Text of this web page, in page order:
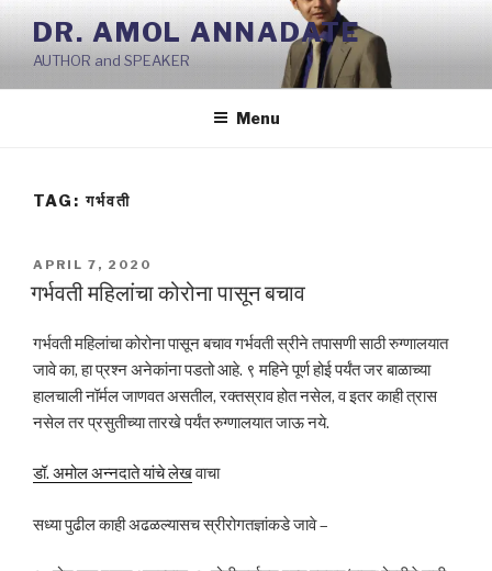
Skip
content
DR. AMOL ANNADATE
AUTHOR and SPEAKER
Menu
TAG:गर्भवती
POSTED
ON
APRIL 7, 2020
गर्भवती महिलांचा कोरोना पासून बचाव
गर्भवती महिलांचा कोरोना पासून बचाव गर्भवती स्रीने तपासणी साठी रुग्णालयात
जावे का, हा प्रश्न अनेकांना पडतो आहे. ९ महिने पूर्ण होई पर्यंत जर बाळाच्या
हालचाली नॉर्मल जाणवत असतील, रक्तस्राव होत नसेल, व इतर काही त्रास
नसेल तर प्रसुतीच्या तारखे पर्यंत रुग्णालयात जाऊ नये.
डॉ. अमोल अन्नदाते यांचे लेखवाचा
सध्या पुढील काही अढळल्यासच स्रीरोगतज्ञांकडे जावे –